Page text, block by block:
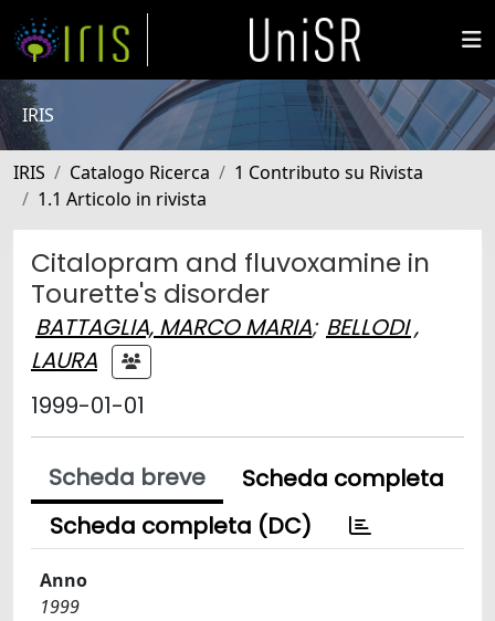
IRIS
IRIS Catalogo Ricerca
1 Contributo su Rivista
1.1 Articolo in rivista
Citalopram and fluvoxamine in
Tourette's disorder
BATTAGLIA, MARCO MARIA; BELLODI ,
LAURA
1999-01-01
Scheda breve
Scheda completa
Scheda completa (DC)
Anno
1999